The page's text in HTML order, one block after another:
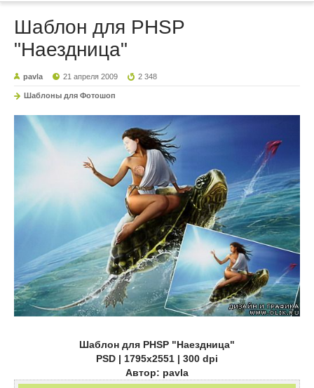
Шаблон для PHSP
"Наездница"
pavla 21 апреля 2009 2 348
Шаблоны для Фотошоп
Шаблон для PHSP "Наездница"
PSD | 1795x2551 | 300 dpi
Автор: pavla